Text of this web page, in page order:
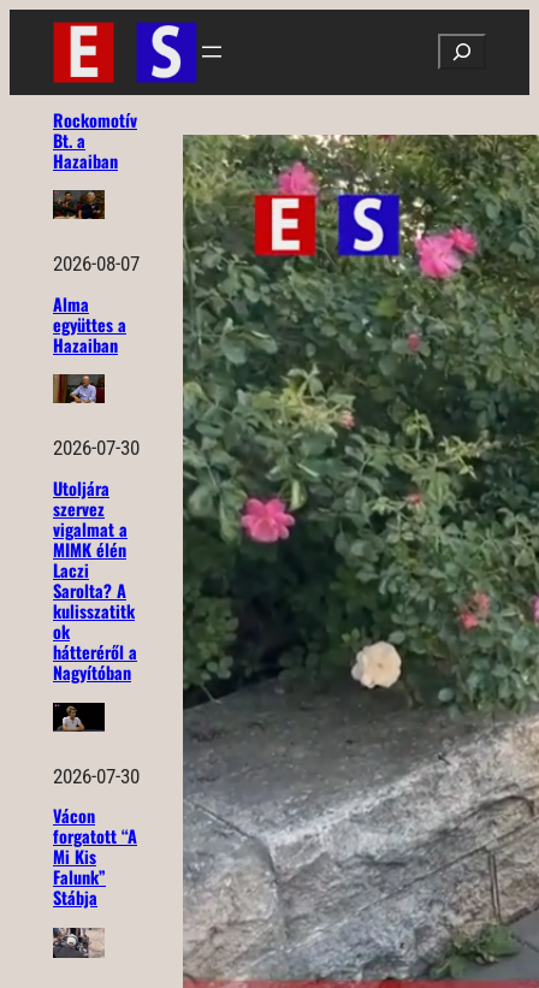
Ugrás
tartalomhoz
Search
Rockomotív
Bt. a
Hazaiban
2026-08-07
Alma
együttes a
Hazaiban
2026-07-30
Utoljára
szervez
vigalmat a
MIMK élén
Laczi
Sarolta? A
kulisszatitk
ok
hátteréről a
Nagyítóban
2026-07-30
Vácon
forgatott “A
Mi Kis
Falunk”
Stábja